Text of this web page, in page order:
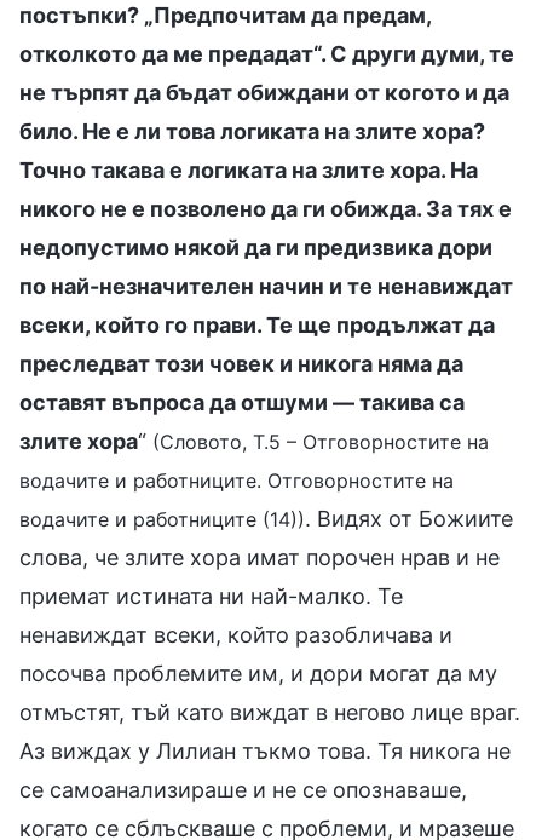
постъпки? „Предпочитам да предам,
отколкото да ме предадат“. С други думи, те
не търпят да бъдат обиждани от когото и да
било. Не е ли това логиката на злите хора?
Точно такава е логиката на злите хора. На
никого не е позволено да ги обижда. За тях е
недопустимо някой да ги предизвика дори
по най-незначителен начин и те ненавиждат
всеки, който го прави. Те ще продължат да
преследват този човек и никога няма да
оставят въпроса да отшуми — такива са
злите хора“ (Словото, Т.5 – Отговорностите на
водачите и работниците. Отговорностите на
водачите и работниците (14)). Видях от Божиите
слова, че злите хора имат порочен нрав и не
приемат истината ни най-малко. Те
ненавиждат всеки, който разобличава и
посочва проблемите им, и дори могат да му
отмъстят, тъй като виждат в негово лице враг.
Аз виждах у Лилиан тъкмо това. Тя никога не
се самоанализираше и не се опознаваше,
когато се сблъскваше с проблеми, и мразеше